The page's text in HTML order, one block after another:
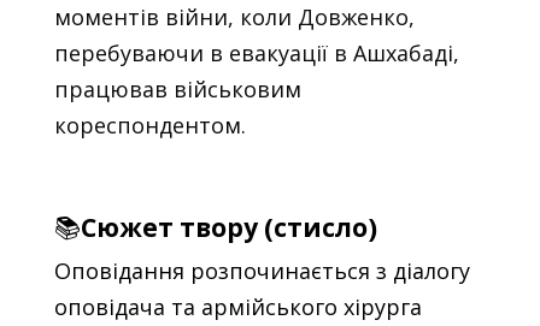
моментів війни, коли Довженко,
перебуваючи в евакуації в Ашхабаді,
працював військовим
кореспондентом.
📚Сюжет твору (стисло)
Оповідання розпочинається з діалогу
оповідача та армійського хірурга